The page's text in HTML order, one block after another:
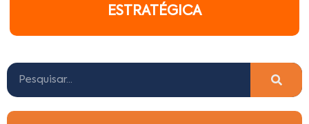
ESTRATÉGICA